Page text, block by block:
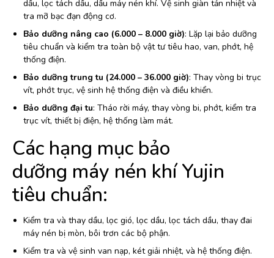
dầu, lọc tách dầu, dầu máy nén khí. Vệ sinh giàn tản nhiệt và
tra mỡ bạc đạn động cơ.
Bảo dưỡng nâng cao (6.000 – 8.000 giờ): Lặp lại bảo dưỡng
tiêu chuẩn và kiểm tra toàn bộ vật tư tiêu hao, van, phớt, hệ
thống điện.
Bảo dưỡng trung tu (24.000 – 36.000 giờ): Thay vòng bi trục
vít, phớt trục, vệ sinh hệ thống điện và điều khiển.
Bảo dưỡng đại tu: Tháo rời máy, thay vòng bi, phớt, kiểm tra
trục vít, thiết bị điện, hệ thống làm mát.
Các hạng mục bảo
dưỡng máy nén khí Yujin
tiêu chuẩn:
Kiểm tra và thay dầu, lọc gió, lọc dầu, lọc tách dầu, thay đai
máy nén bị mòn, bôi trơn các bộ phận.
Kiểm tra và vệ sinh van nạp, két giải nhiệt, và hệ thống điện.